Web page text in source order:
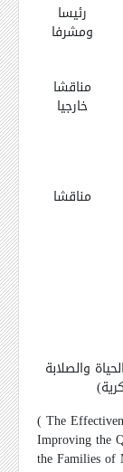
رئيسا
ومشرفا
مناقشا
خارجيا
مناقشا
والصلابة
( The
Improving the
the Families of